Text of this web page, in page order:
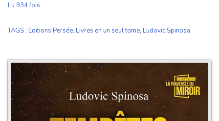
Lu 934 fois
TAGS : Editions Persée, Livres en un seul tome, Ludovic Spinosa